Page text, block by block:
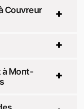
Couvreur
à Mont-